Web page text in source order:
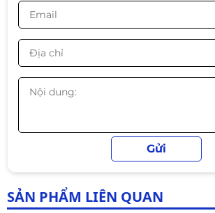
SẢN PHẨM LIÊN QUAN
Dell Precision
Server Manager
Máy Bộ Văn
Cao(i3-Gen12,
24Inch
Liên hệ